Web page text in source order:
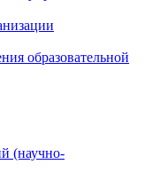
образовательной
(научно-